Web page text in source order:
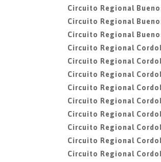
Circuito Regional
Circuito Regional
Circuito Regional
Circuito Regional
Circuito Regional
Circuito Regional
Circuito Regional
Circuito Regional
Circuito Regional
Circuito Regional
Circuito Regional
Circuito Regional